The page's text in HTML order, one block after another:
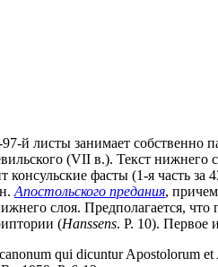
й листы занимает
(VII в.). Текст нижнего
фасты (1-я часть за
Апостольского предания,
слоя. Предполагается,
(Hanssens. P. 10). Первое
qui dicuntur Apostolorum